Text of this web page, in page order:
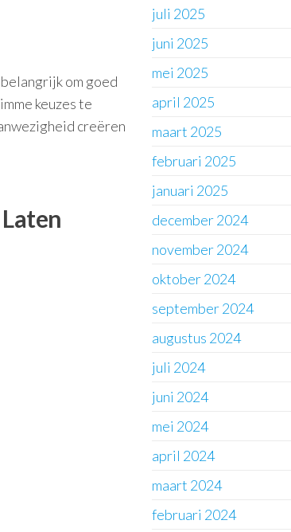
om goed
keuzes te
creëren
juli 2025
juni 2025
mei 2025
april 2025
maart 2025
februari 2025
januari 2025
december 2024
november 2024
oktober 2024
september 2024
augustus 2024
juli 2024
juni 2024
mei 2024
april 2024
maart 2024
februari 2024